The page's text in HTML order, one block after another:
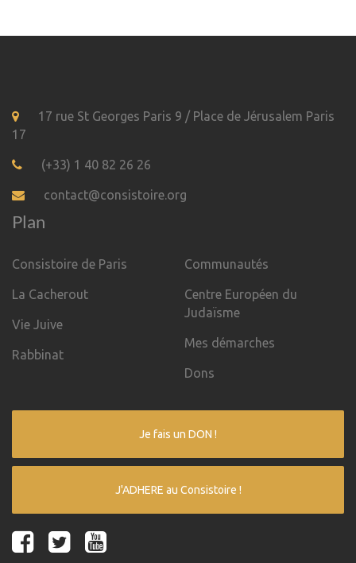
17 rue St Georges Paris 9 / Place de Jérusalem Paris
17
(+33) 1 40 82 26 26
contact@consistoire.org
Plan
Consistoire de Paris
La Cacherout
Vie Juive
Rabbinat
Communautés
Centre Européen du
Judaïsme
Mes démarches
Dons
Je fais un DON !
J'ADHERE au Consistoire !